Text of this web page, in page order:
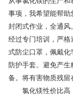
事项，我希望能帮助
封闭式作业，全通风
经过专门培训，严
式防尘口罩，佩戴
防护手套。避免产
备。将有害物质残留
氯化镁性价比高，